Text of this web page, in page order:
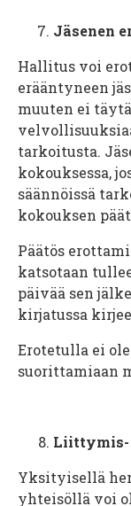
Jäsenen
Hallitus voi
erääntyneen
muuten ei
tarkoitusta.
kokouksessa,
säännöissä
kokouksen
Päätös
katsotaan
päivää sen
kirjatussa
Erotetulla ei
suorittamiaan
Liittymis-
Yksityisellä
yhteisöllä voi